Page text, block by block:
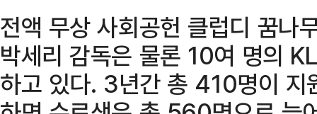
전액 무상 사회공헌 클럽디 꿈나
박세리 감독은 물론 10여 명의
하고 있다. 3년간 총 410명이 지